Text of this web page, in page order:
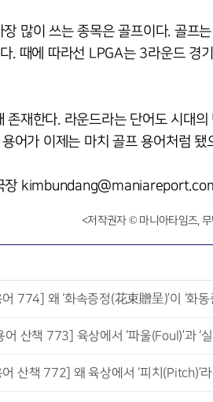
많이 쓰는 종목은 골프이다. 골프
. 때에 따라선 LPGA는 3라운드 경
존재한다. 라운드라는 단어도 시대
어가 이제는 마치 골프 용어처럼 됐
장
<저작권자 © 마니아타임즈,
774] 왜 ‘화속증정(花束贈呈)’이 ‘화
어 산책 773] 육상에서 ‘파울(Foul)’과 ‘
산책 772] 왜 육상에서 ‘피치(Pitch)’